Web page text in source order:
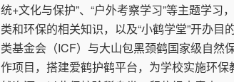
统+文化与保护”、“户外考察学习”等主题学习
类和环保的相关知识，以及“小鹤学堂”开办目
类基金会（ICF）与大山包黑颈鹤国家级自然
作项目，搭建爱鹤护鹤平台，为学校实施环